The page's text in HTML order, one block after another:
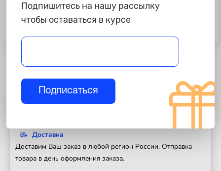
245 ₽ 9 785 ₽
Лампа ксенон D3S "Osram",
Доставка
Доставим Ваш заказ в любой регион России. Отправка
товара в день оформления заказа.
Подпишитесь на нашу рассылку
чтобы оставаться в курсе
Подписаться